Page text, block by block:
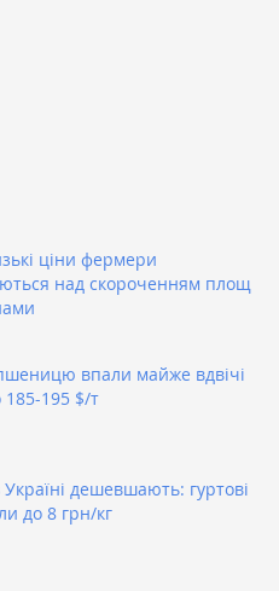
ціни фермери
над скороченням площ
впали майже вдвічі
185-195 $/т
дешевшають: гуртові
до 8 грн/кг